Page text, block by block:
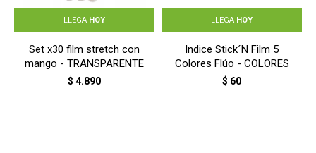
LLEGA HOY
Set x30 film stretch con
mango - TRANSPARENTE
$ 4.890
LLEGA HOY
Indice Stick´N Film 5
Colores Flúo - COLORES
$ 60